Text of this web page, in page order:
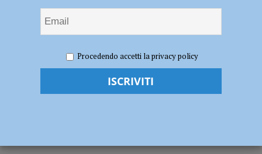
Piacenza, scoppia la polemica
Stefano Delle Chiaie a Piacenza, scoppia
Procedendo accetti la privacy policy